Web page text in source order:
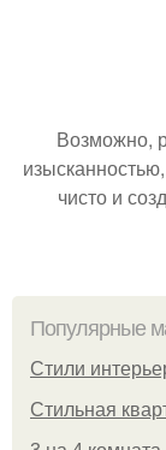
Возможно,
чисто и
Популярные
Стили
Стильная